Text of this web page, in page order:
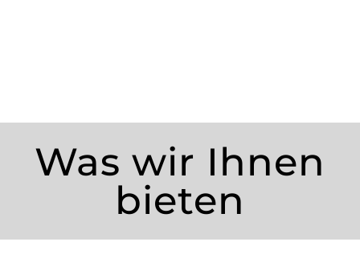
Was wir Ihnen
bieten